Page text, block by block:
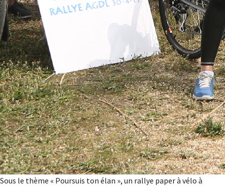
Sous le thème « Poursuis ton élan », un rallye paper à vélo à